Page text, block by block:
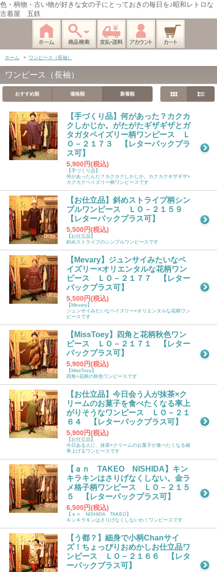
色・柄物・古い物が好きな女の子にとっておきの毎日を♪昭和レトロな
古着屋 五鉄
ホーム > ワンピース（長袖）
ワンピース（長袖）
おすすめ順 価格順 新着順
【手づくり品】何があった？カクカ
クしかじか。がたがたギザギザとガ
タガタペイズリー柄ワンピース Ｌ
Ｏ－２１７３ 【レターパックプラ
ス可】
5,900円(税込)
【手づくり品】
何があったんだ？カクカクしかじか。カクカクギザギザ×
カクカクペイズリー柄ワンピースです
【お仕立品】斜めストライプ柄シン
プルワンピース ＬＯ－２１５９
【レターパックプラス可】
5,500円(税込)
【お仕立品】
斜めストライプのシンプルワンピースです
【Mevary】ジュンサイみたいなペ
イズリー×オリエンタルな花柄ワン
ピース ＬＯ－２１７７ 【レター
パックプラス可】
5,500円(税込)
【Mevary】
ジュンサイみたいなペイズリー×オリエンタルな花柄ワン
ピースです
【MissToey】四角と花柄秋色ワン
ピース ＬＯ－２１７１ 【レター
パックプラス可】
5,900円(税込)
【MissToey】
四角×花柄の秋色ワンピースです
【お仕立品】今日会う人が抹茶×ク
リームのお菓子を食べたくなる率上
がりそうなワンピース ＬＯ－２１
６４ 【レターパックプラス可】
5,900円(税込)
【お仕立品】
今日ある人に、抹茶×クリームのお菓子が食べたくなる確
率上げるワンピースです
【ａｎ TAKEO NISHIDA】キン
キラキンはさりげなくしない。金ラ
メ格子柄ワンピース ＬＯ－２１５
５ 【レターパックプラス可】
6,500円(税込)
【ａｎ NISHIDA TAKEO】
キンキラキンはさりげなくしないわ！ワンピースです
【う都？】細身で小柄Chanサイ
ズ！ちょっぴりおめかしお仕立品ワ
ンピース ＬＯ－２１６６ 【レタ
ーパックプラス可】